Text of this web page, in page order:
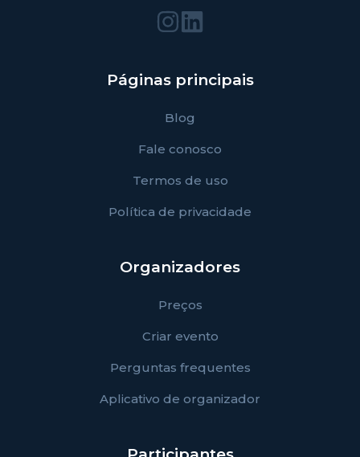
Páginas principais
Blog
Fale conosco
Termos de uso
Política de privacidade
Organizadores
Preços
Criar evento
Perguntas frequentes
Aplicativo de organizador